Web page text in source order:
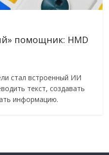
помощник: HMD
стал встроенный ИИ
текст, создавать
информацию.